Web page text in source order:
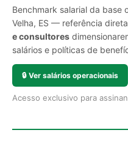
Benchmark salarial da base
Velha, ES — referência
e consultores
salários e políticas de
🔒 Ver salários operacionais
Acesso exclusivo para